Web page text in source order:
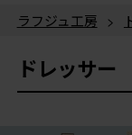
ラフジュ工房 >
ドレッサー